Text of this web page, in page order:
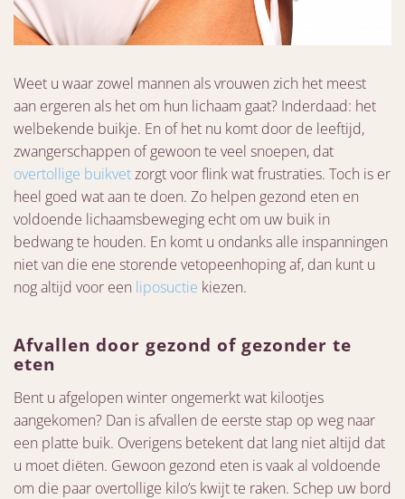
Weet u waar zowel mannen als vrouwen zich het meest
aan ergeren als het om hun lichaam gaat? Inderdaad: het
welbekende buikje. En of het nu komt door de leeftijd,
zwangerschappen of gewoon te veel snoepen, dat
overtollige buikvetzorgt voor flink wat frustraties. Toch is er
heel goed wat aan te doen. Zo helpen gezond eten en
voldoende lichaamsbeweging echt om uw buik in
bedwang te houden. En komt u ondanks alle inspanningen
niet van die ene storende vetopeenhoping af, dan kunt u
nog altijd voor een liposuctie kiezen.
Afvallen door gezond of gezonder te
eten
Bent u afgelopen winter ongemerkt wat kilootjes
aangekomen? Dan is afvallen de eerste stap op weg naar
een platte buik. Overigens betekent dat lang niet altijd dat
u moet diëten. Gewoon gezond eten is vaak al voldoende
om die paar overtollige kilo’s kwijt te raken. Schep uw bord